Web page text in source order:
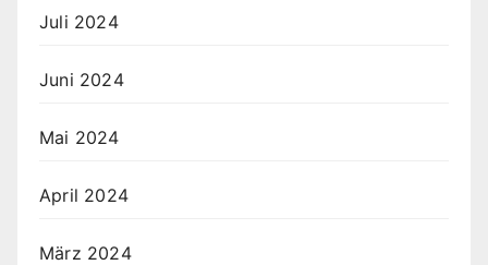
Juli 2024
Juni 2024
Mai 2024
April 2024
März 2024